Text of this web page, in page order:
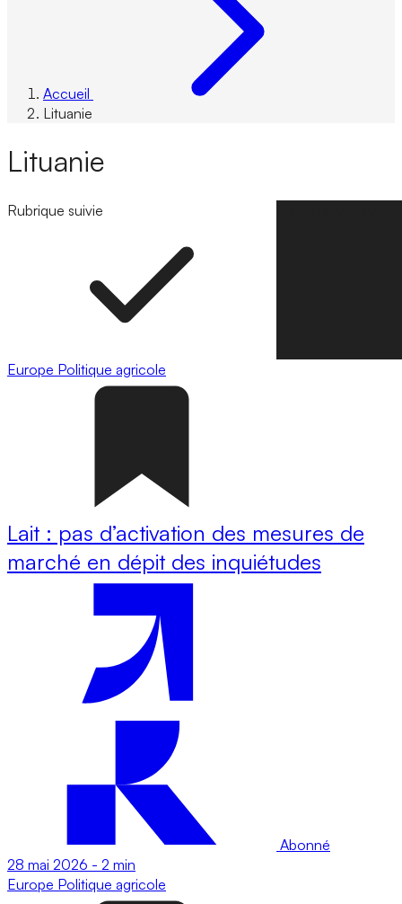
Accueil
Lituanie
Lituanie
Rubrique suivie
Europe Politique agricole
Lait : pas d’activation des mesures de
marché en dépit des inquiétudes
Abonné
28 mai 2026 - 2 min
Europe Politique agricole